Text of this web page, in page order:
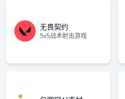
无畏契约
5v5战术射击游戏